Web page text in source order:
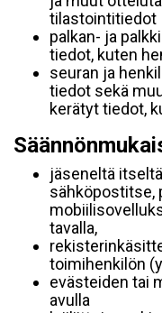
tilastointitiedot
palkan- ja
tiedot, kuten
seuran ja
tiedot sekä
kerätyt tiedot,
jäseneltä
sähköpostitse,
tavalla,
toimihenkilön
evästeiden tai
avulla